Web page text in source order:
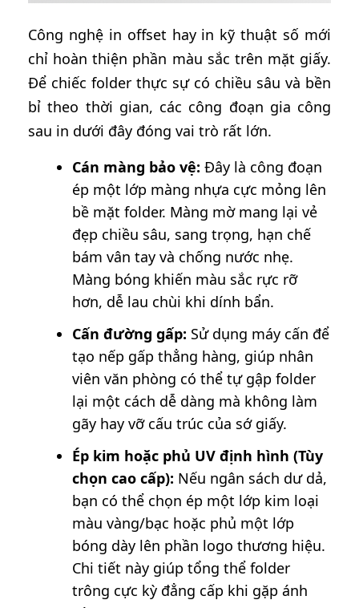
Công nghệ in offset hay in kỹ thuật số mới
chỉ hoàn thiện phần màu sắc trên mặt giấy.
Để chiếc folder thực sự có chiều sâu và bền
bỉ theo thời gian, các công đoạn gia công
sau in dưới đây đóng vai trò rất lớn.
Cán màng bảo vệ: Đây là công đoạn
ép một lớp màng nhựa cực mỏng lên
bề mặt folder. Màng mờ mang lại vẻ
đẹp chiều sâu, sang trọng, hạn chế
bám vân tay và chống nước nhẹ.
Màng bóng khiến màu sắc rực rỡ
hơn, dễ lau chùi khi dính bẩn.
Cấn đường gấp: Sử dụng máy cấn để
tạo nếp gấp thẳng hàng, giúp nhân
viên văn phòng có thể tự gập folder
lại một cách dễ dàng mà không làm
gãy hay vỡ cấu trúc của sớ giấy.
Ép kim hoặc phủ UV định hình (Tùy
chọn cao cấp): Nếu ngân sách dư dả,
bạn có thể chọn ép một lớp kim loại
màu vàng/bạc hoặc phủ một lớp
bóng dày lên phần logo thương hiệu.
Chi tiết này giúp tổng thể folder
trông cực kỳ đẳng cấp khi gặp ánh